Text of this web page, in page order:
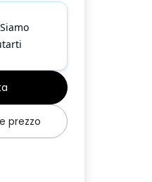
Siamo
prezzo